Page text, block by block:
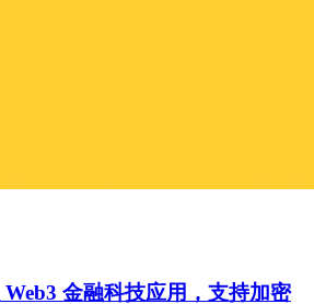
金融科技应用，支持加密